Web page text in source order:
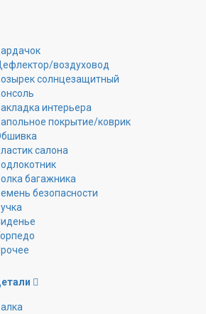
воздуховод
солнцезащитный
интерьера
покрытие/коврик
салона
багажника
безопасности